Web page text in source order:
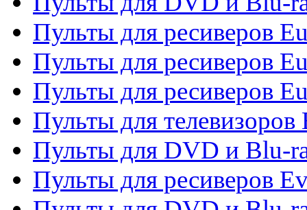
Пульты для ресиверов
Пульты для ресиверов
Пульты для ресиверов
Пульты для телевизоров
Пульты для DVD и Blu-
Пульты для ресиверов